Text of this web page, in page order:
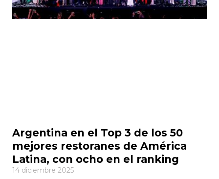
Argentina en el Top 3 de los 50
mejores restoranes de América
Latina, con ocho en el ranking
14 diciembre 2025